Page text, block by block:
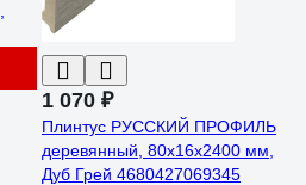
1 070 ₽
Плинтус РУССКИЙ ПРОФИЛЬ
деревянный, 80х16х2400 мм,
Дуб Грей 4680427069345